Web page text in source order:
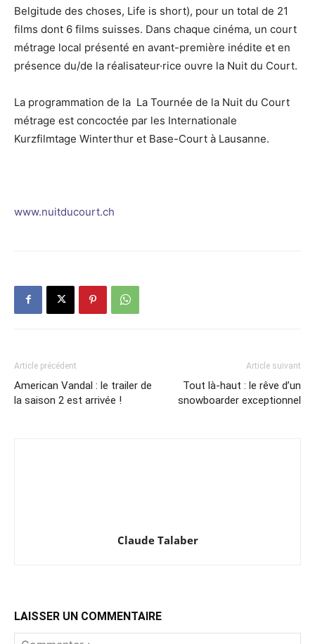
Belgitude des choses, Life is short), pour un total de 21
films dont 6 films suisses. Dans chaque cinéma, un court
métrage local présenté en avant-première inédite et en
présence du/de la réalisateur·rice ouvre la Nuit du Court.
La programmation de la La Tournée de la Nuit du Court
métrage est concoctée par les Internationale
Kurzfilmtage Winterthur et Base-Court à Lausanne.
www.nuitducourt.ch
Article précédent
American Vandal : le trailer de
la saison 2 est arrivée !
Article suivant
Tout là-haut : le rêve d’un
snowboarder exceptionnel
Claude Talaber
LAISSER UN COMMENTAIRE